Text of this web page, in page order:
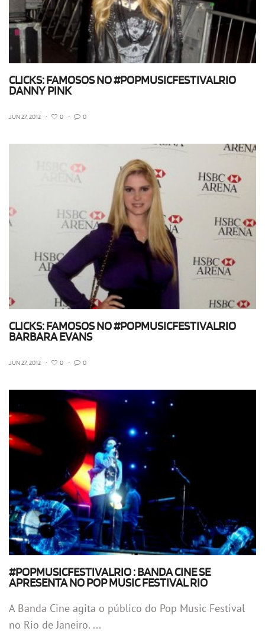
CLICKS: FAMOSOS NO #POPMUSICFESTIVALRIO
DANNY PINK
JUN 27, 2012 • 0 • 0
CLICKS: FAMOSOS NO #POPMUSICFESTIVALRIO
BARBARA EVANS
JUN 27, 2012 • 0 • 0
#POPMUSICFESTIVALRIO : BANDA CINE SE
APRESENTA NO POP MUSIC FESTIVAL RIO
A Banda Cine agita o público do Pop Music Festival
no Rio de Janeiro. ...